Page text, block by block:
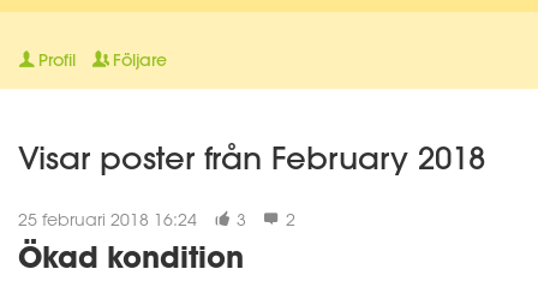
Profil Följare
Visar poster från February 2018
25 februari 2018 16:24 3 2
Ökad kondition